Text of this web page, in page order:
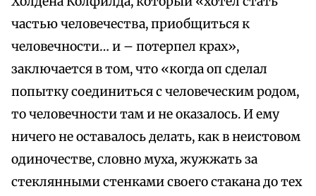
частью человечества, приобщиться к
человечности… и – потерпел крах»,
заключается в том, что «когда оп сделал
попытку соединиться с человеческим родом,
то человечности там и не оказалось. И ему
ничего не оставалось делать, как в неистовом
одиночестве, словно муха, жужжать за
стеклянными стенками своего стакана до тех